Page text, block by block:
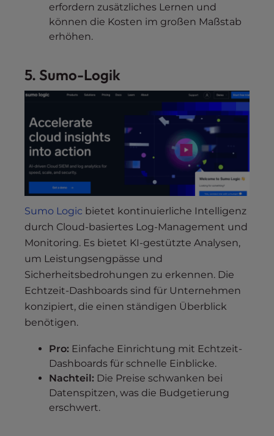
erfordern zusätzliches Lernen und
können die Kosten im großen Maßstab
erhöhen.
5. Sumo-Logik
Sumo Logic bietet kontinuierliche Intelligenz
durch Cloud-basiertes Log-Management und
Monitoring. Es bietet KI-gestützte Analysen,
um Leistungsengpässe und
Sicherheitsbedrohungen zu erkennen. Die
Echtzeit-Dashboards sind für Unternehmen
konzipiert, die einen ständigen Überblick
benötigen.
Pro: Einfache Einrichtung mit Echtzeit-
Dashboards für schnelle Einblicke.
Nachteil: Die Preise schwanken bei
Datenspitzen, was die Budgetierung
erschwert.